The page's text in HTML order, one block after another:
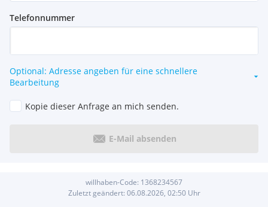
Telefonnummer
Optional: Adresse angeben für eine schnellere
Bearbeitung
Kopie dieser Anfrage an mich senden.
E-Mail absenden
willhaben-Code: 1368234567
Zuletzt geändert: 06.08.2026, 02:50Uhr